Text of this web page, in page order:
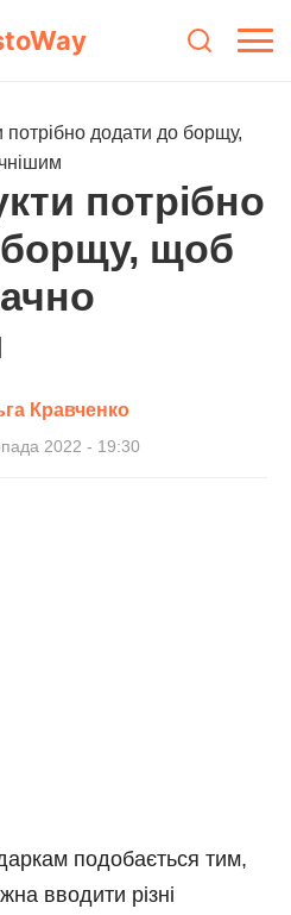
потрібно додати до борщу,
потрібно
щоб
Кравченко
2022 - 19:30
подобається тим,
вводити різні